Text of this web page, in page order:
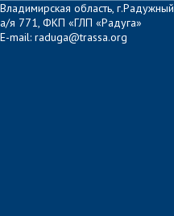
Владимирская область, г.Радужный
а/я 771, ФКП «ГЛП «Радуга»
E-mail: raduga@trassa.org